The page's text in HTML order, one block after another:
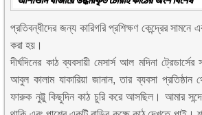
প্রতিবন্ধীদের জন্য কারিগরি প্রশিক্ষণ কেন্দ্রের
করা হয়।
দীর্ঘদিনের কাঠ ব্যবসায়ী মেসার্স আল মদিনা
আবুল কালাম যাকারিয়া জানান, তার ব্যবসা
ফারুক নুট্টু কিছুদিন কাঠ চুরি করে আসছিল। আমার